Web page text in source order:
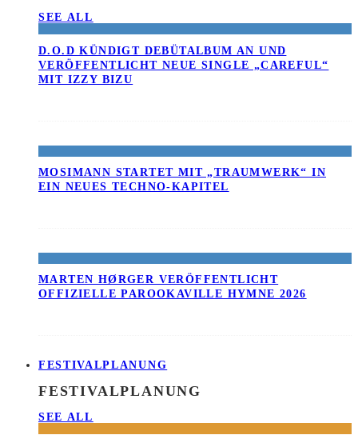
SEE ALL
D.O.D KÜNDIGT DEBÜTALBUM AN UND
VERÖFFENTLICHT NEUE SINGLE „CAREFUL“
MIT IZZY BIZU
MOSIMANN STARTET MIT „TRAUMWERK“ IN
EIN NEUES TECHNO-KAPITEL
MARTEN HØRGER VERÖFFENTLICHT
OFFIZIELLE PAROOKAVILLE HYMNE 2026
FESTIVALPLANUNG
FESTIVALPLANUNG
SEE ALL